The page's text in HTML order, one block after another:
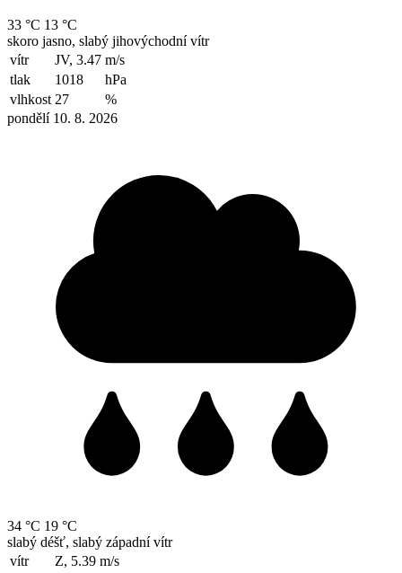
33 °C 13 °C
skoro jasno, slabý jihovýchodní vítr
vítr
JV, 3.47 m/s
tlak
1018
hPa
vlhkost 27
%
pondělí 10. 8. 2026
34 °C 19 °C
slabý déšť, slabý západní vítr
vítr
Z, 5.39 m/s